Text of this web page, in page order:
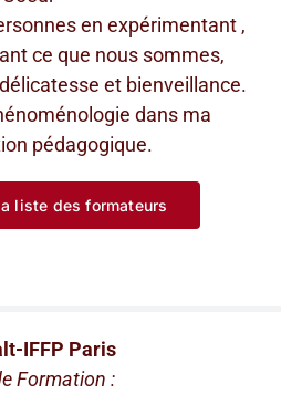
en expérimentant ,
ce que nous sommes,
et bienveillance.
dans ma
pédagogique.
liste des formateurs
IFFP Paris
Formation :